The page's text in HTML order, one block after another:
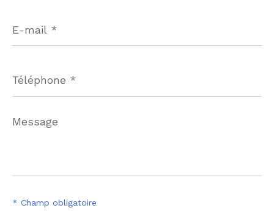
mail
*
*
Message
*
* Champ obligatoire